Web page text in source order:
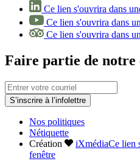
Ce lien s'ouvrira dans
Ce lien s'ouvrira dans
Ce lien s'ouvrira dans
Faire partie de notre
S’inscrire à l’infolettre
Nos politiques
Nétiquette
Création
iXmédiaCe lien
fenêtre